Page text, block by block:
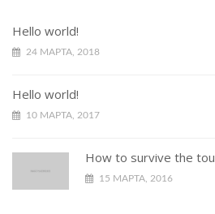
Hello world!
24 МАРТА, 2018
Hello world!
10 МАРТА, 2017
How to survive the
15 МАРТА, 2016